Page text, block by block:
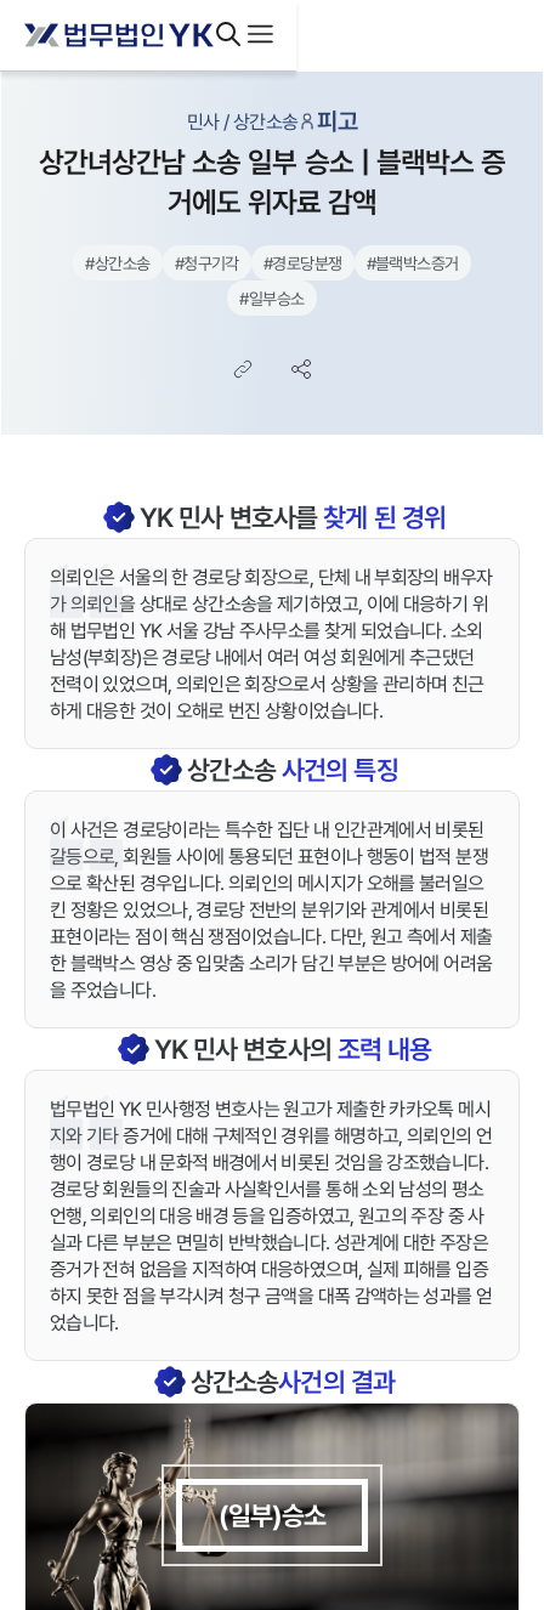
민사 / 상간소송 피고
상간녀상간남 소송 일부 승소 | 블랙박스 증
거에도 위자료 감액
#상간소송 #청구기각 #경로당분쟁 #블랙박스증거
#일부승소
YK민사변호사를찾게 된 경위
의뢰인은 서울의 한 경로당 회장으로, 단체 내 부회장의 배우자
가 의뢰인을 상대로 상간소송을 제기하였고, 이에 대응하기 위
해 법무법인 YK 서울 강남 주사무소를 찾게 되었습니다. 소외
남성(부회장)은 경로당 내에서 여러 여성 회원에게 추근댔던
전력이 있었으며, 의뢰인은 회장으로서 상황을 관리하며 친근
하게 대응한 것이 오해로 번진 상황이었습니다.
상간소송사건의 특징
이 사건은 경로당이라는 특수한 집단 내 인간관계에서 비롯된
갈등으로, 회원들 사이에 통용되던 표현이나 행동이 법적 분쟁
으로 확산된 경우입니다. 의뢰인의 메시지가 오해를 불러일으
킨 정황은 있었으나, 경로당 전반의 분위기와 관계에서 비롯된
표현이라는 점이 핵심 쟁점이었습니다. 다만, 원고 측에서 제출
한 블랙박스 영상 중 입맞춤 소리가 담긴 부분은 방어에 어려움
을 주었습니다.
YK민사변호사의조력 내용
법무법인 YK 민사행정 변호사는 원고가 제출한 카카오톡 메시
지와 기타 증거에 대해 구체적인 경위를 해명하고, 의뢰인의 언
행이 경로당 내 문화적 배경에서 비롯된 것임을 강조했습니다.
경로당 회원들의 진술과 사실확인서를 통해 소외 남성의 평소
언행, 의뢰인의 대응 배경 등을 입증하였고, 원고의 주장 중 사
실과 다른 부분은 면밀히 반박했습니다. 성관계에 대한 주장은
증거가 전혀 없음을 지적하여 대응하였으며, 실제 피해를 입증
하지 못한 점을 부각시켜 청구 금액을 대폭 감액하는 성과를 얻
었습니다.
상간소송사건의 결과
(일부)승소